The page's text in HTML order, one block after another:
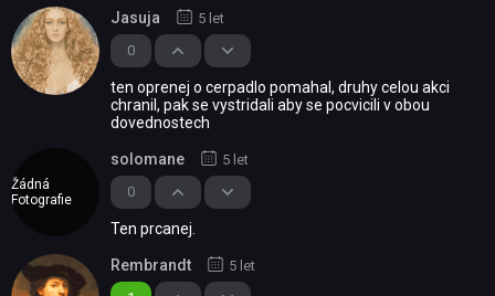
0
Jasuja 5 let
ten oprenej o cerpadlo pomahal, druhy celou akci
chranil, pak se vystridali aby se pocvicili v obou
dovednostech
Žádná
Fotografie
0
solomane 5 let
Ten prcanej.
Rembrandt 5 let